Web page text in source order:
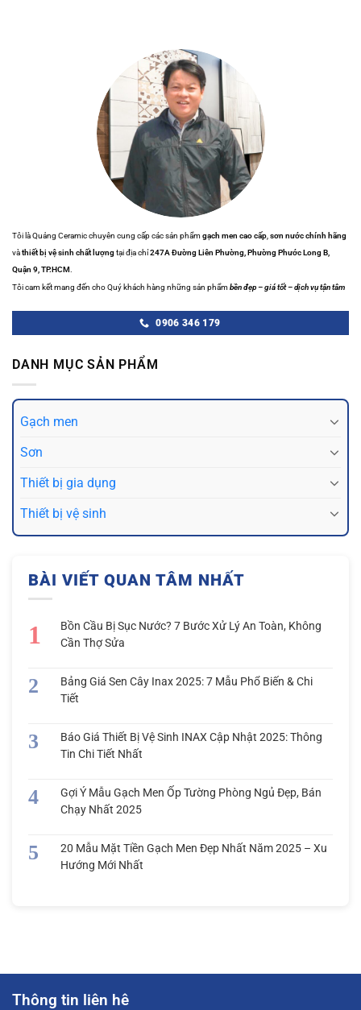
Tôi là Quảng Ceramic chuyên cung cấp các sản phẩmgạch men cao cấp sơn nước chính hãng
vàthiết bị vệ sinh chất lượngtại địa chỉ247A Đường Liên Phường, Phường Phước Long B,
Quận 9, TP.HCM
Tôi cam kết mang đến cho Quý khách hàng những sản phẩmbền đẹp – giá tốt – dịch vụ tận tâm
0906 346 179
DANH MỤC SẢN PHẨM
Gạch men
Sơn
Thiết bị gia dụng
Thiết bị vệ sinh
BÀI VIẾT QUAN TÂM NHẤT
Bồn Cầu Bị Sục Nước? 7 Bước Xử Lý An Toàn, Không
Cần Thợ Sửa
Bảng Giá Sen Cây Inax 2025: 7 Mẫu Phổ Biến & Chi
Tiết
Báo Giá Thiết Bị Vệ Sinh INAX Cập Nhật 2025: Thông
Tin Chi Tiết Nhất
Gợi Ý Mẫu Gạch Men Ốp Tường Phòng Ngủ Đẹp, Bán
Chạy Nhất 2025
20 Mẫu Mặt Tiền Gạch Men Đẹp Nhất Năm 2025 – Xu
Hướng Mới Nhất
Thông tin liên hê